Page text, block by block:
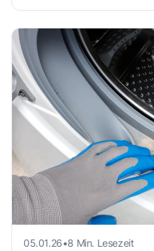
05.01.26•8 Min. Lesezeit